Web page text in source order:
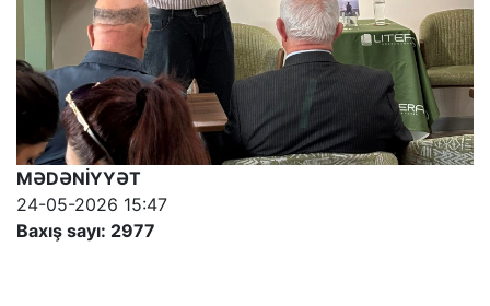
MƏDƏNİYYƏT
24-05-2026 15:47
Baxış sayı: 2977